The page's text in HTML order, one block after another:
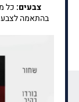
צבעים: כל
בהתאמה לצבע